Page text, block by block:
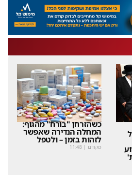
כשהזרחן "בורח" מהגוף:
המחלה הנדירה שאפשר
לזהות בזמן – ולטפל
מקודם |
11:48